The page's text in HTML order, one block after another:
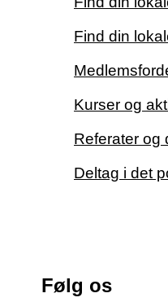
Find din
Kurser og
Referater og
Deltag i det
Følg os